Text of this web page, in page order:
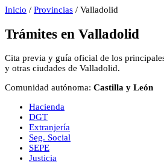
Inicio / Provincias / Valladolid
Trámites en Valladolid
Cita previa y guía oficial de los
y otras ciudades de Valladolid.
Comunidad autónoma: Castilla y León
Hacienda
DGT
Extranjería
Seg. Social
SEPE
Justicia